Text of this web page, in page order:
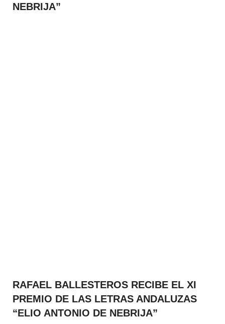
NEBRIJA”
RAFAEL BALLESTEROS RECIBE EL XI
PREMIO DE LAS LETRAS ANDALUZAS
“ELIO ANTONIO DE NEBRIJA”